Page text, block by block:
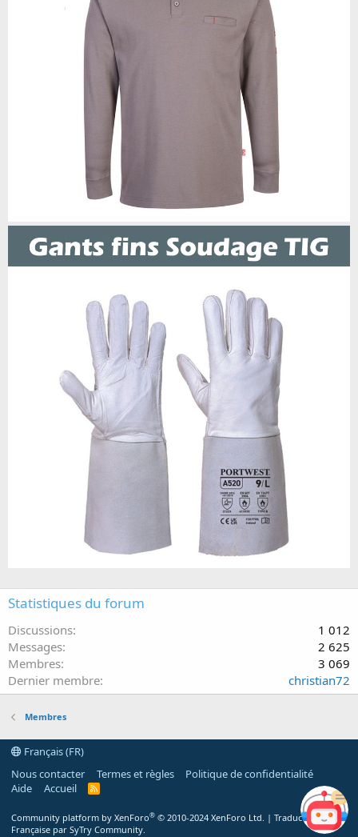
Statistiques du forum
Discussions
1 012
Messages
2 625
Membres
3 069
Dernier membre
christian72
Membres
Français (FR)
Nous contacter
Termes et règles
Politique de confidentialité
Aide
Accueil
R
Community platform by XenForo® © 2010-2024 XenForo Ltd. | Traduction
Française par SyTry Community.